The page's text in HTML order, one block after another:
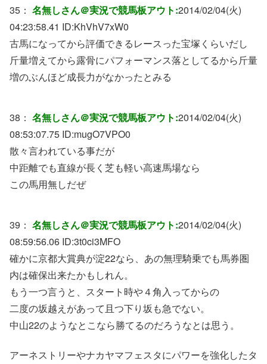
35： 名無しさん＠実況で競馬板アウト:2014/02/04(火)
04:23:58.41 ID:KhVhV7xW0
古馬になってから評価できるレースった宝塚くらいだし
斤量増えてから露骨にパフォーマンス落としてるから斤量
増のぶんほど成長力がなかったとみる
38： 名無しさん＠実況で競馬板アウト:2014/02/04(火)
08:53:07.75 ID:mugO7VPO0
散々言われている事だが
中距離でも直線が長く芝も軽い高速馬場なら
この馬用無しだぜ
39： 名無しさん＠実況で競馬板アウト:2014/02/04(火)
08:59:56.06 ID:3t0ci3MFO
確かに京都大賞典が淀22なら、あの無理騎乗でも馬券圏
内は確保出来たかもしれん。
もう一つ言うと、スタート時や４角入ってからの
二度の坂越えがあって且つ下り坂も急でない。
中山22のようなとこなら勝てるのだろうなとは思う。
アーネストリーやナカヤマフェスタにパワーを強化したタ